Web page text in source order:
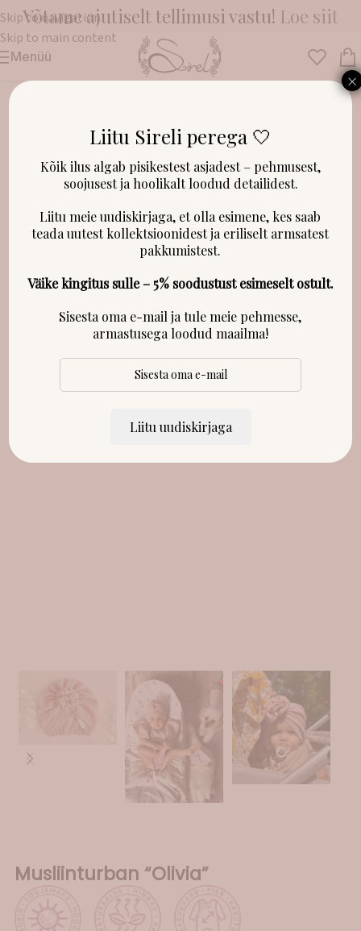
Skip to navigation
Skip to main content
Võtame ajutiselt tellimusi vastu! Loe siit
Menüü
Esileht/Riided Kleidid, püksid ja dressipluusid Suvekollektsioon
Musliinturban “Olivia”
Liitu Sireli perega 🤍
Kõik ilus algab pisikestest asjadest – pehmusest,
soojusest ja hoolikalt loodud detailidest.
Liitu meie uudiskirjaga, et olla esimene, kes saab
teada uutest kollektsioonidest ja eriliselt armsatest
pakkumistest.
Väike kingitus sulle – 5% soodustust esimeselt ostult.
Sisesta oma e-mail ja tule meie pehmesse,
armastusega loodud maailma!
Liitu uudiskirjaga
×